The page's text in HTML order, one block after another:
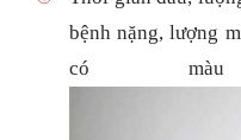
bệnh nặng, lượng
có